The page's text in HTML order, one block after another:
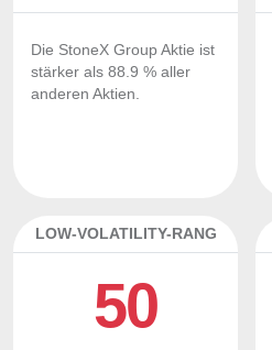
Die StoneX Group Aktie ist
stärker als 88.9 % aller
anderen Aktien.
LOW-VOLATILITY-RANG
50